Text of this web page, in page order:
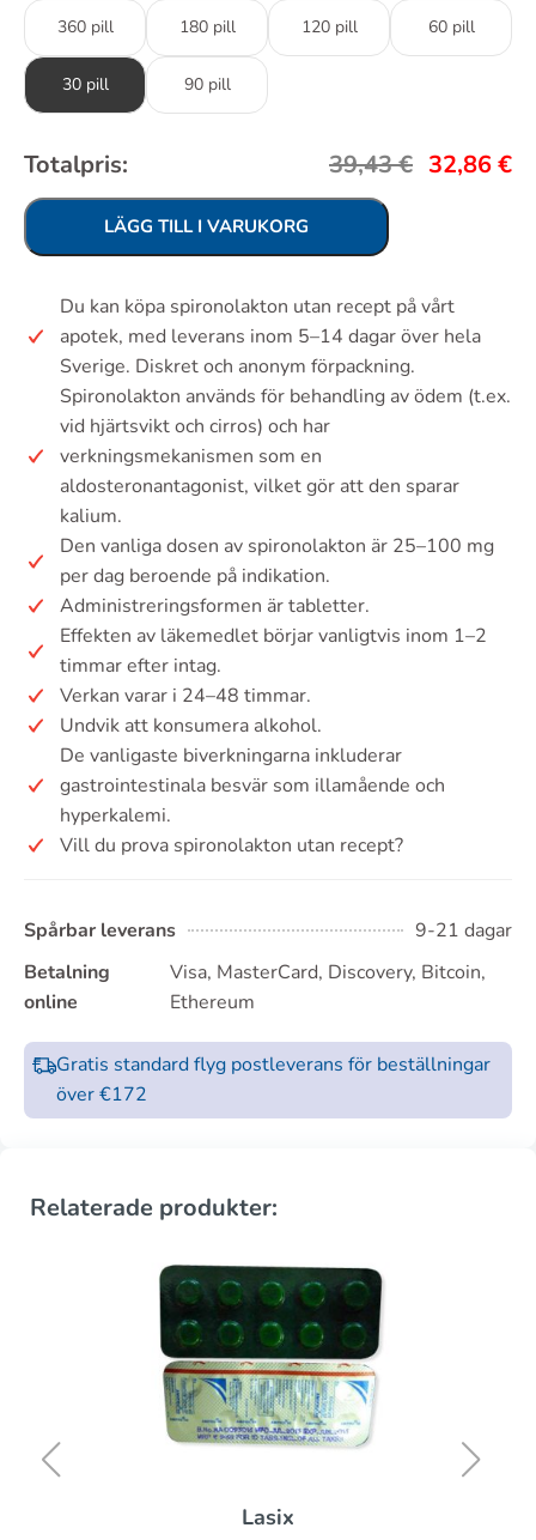
360 pill 180 pill 120 pill 60 pill
30 pill 90 pill
Totalpris: 39,43€ 32,86€
LÄGG TILL I VARUKORG
Du kan köpa spironolakton utan recept på vårt
apotek, med leverans inom 5–14 dagar över hela
Sverige. Diskret och anonym förpackning.
Spironolakton används för behandling av ödem (t.ex.
vid hjärtsvikt och cirros) och har
verkningsmekanismen som en
aldosteronantagonist, vilket gör att den sparar
kalium.
Den vanliga dosen av spironolakton är 25–100 mg
per dag beroende på indikation.
Administreringsformen är tabletter.
Effekten av läkemedlet börjar vanligtvis inom 1–2
timmar efter intag.
Verkan varar i 24–48 timmar.
Undvik att konsumera alkohol.
De vanligaste biverkningarna inkluderar
gastrointestinala besvär som illamående och
hyperkalemi.
Vill du prova spironolakton utan recept?
Spårbar leverans
9-21 dagar
Betalning
online
Visa, MasterCard, Discovery, Bitcoin,
Ethereum
Gratis standard flyg postleverans för beställningar
över €172
Relaterade produkter:
Lasix